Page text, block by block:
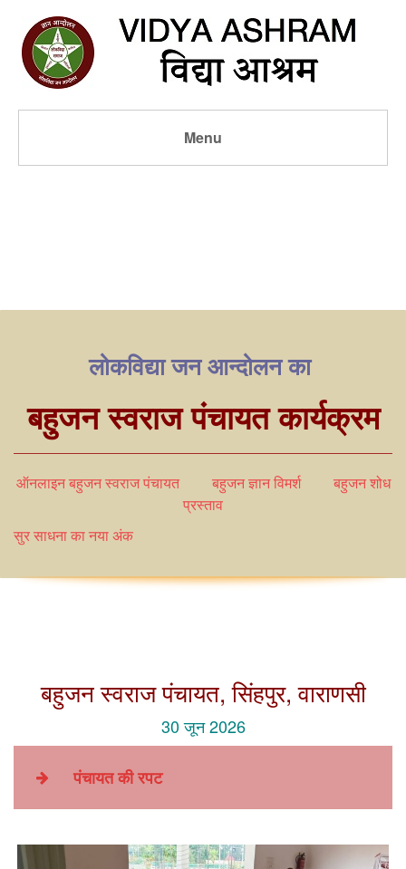
Menu
लोकविद्या जन आन्दोलन का
बहुजन स्वराज पंचायत कार्यक्रम
ऑनलाइन बहुजन स्वराज पंचायत बहुजन ज्ञान विमर्श
बहुजन शोध
प्रस्ताव
सुर साधना का नया अंक
बहुजन स्वराज पंचायत, सिंहपुर, वाराणसी
30 जून 2026
पंचायत की रपट